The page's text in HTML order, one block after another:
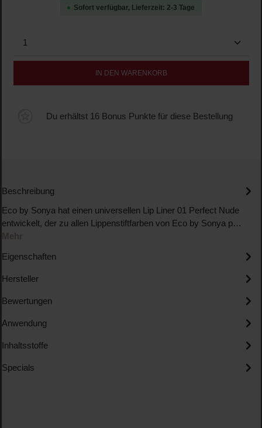
Sofort verfügbar, Lieferzeit: 2-3 Tage
Produkt Anzahl: Gib den gewünschten Wert ein
IN DEN WARENKORB
Du erhältst 16 Bonus Punkte für diese Bestellung
Beschreibung
Eco by Sonya hat einen universellen Lip Liner 01 Perfect Nude
entwickelt, der zu allen Lippenstiftfarben von Eco by Sonya p…
Mehr
Eigenschaften
Hersteller
Bewertungen
Anwendung
Inhaltsstoffe
Specials